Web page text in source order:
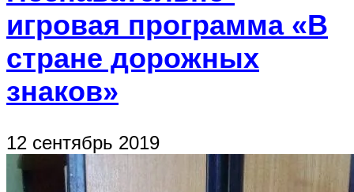
игровая программа «В
стране дорожных
знаков»
12 сентябрь 2019